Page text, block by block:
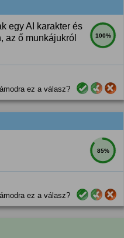
100%
egy AI karakter és
az ő munkájukról
ez a válasz?
85%
ez a válasz?